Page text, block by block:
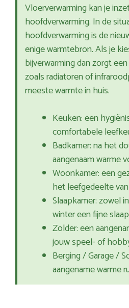
Vloerverwarming kan je
hoofdverwarming. In de
hoofdverwarming is de
enige warmtebron. Als je
bijverwarming dan zorgt
zoals radiatoren of
meeste warmte in huis.
Keuken: een
comfortabele
Badkamer: na het
aangenaam warme
Woonkamer: een
het leefgedeelte
Slaapkamer: zowel
winter een fijne
Zolder: een
jouw speel- of
Berging / Garage /
aangename warme